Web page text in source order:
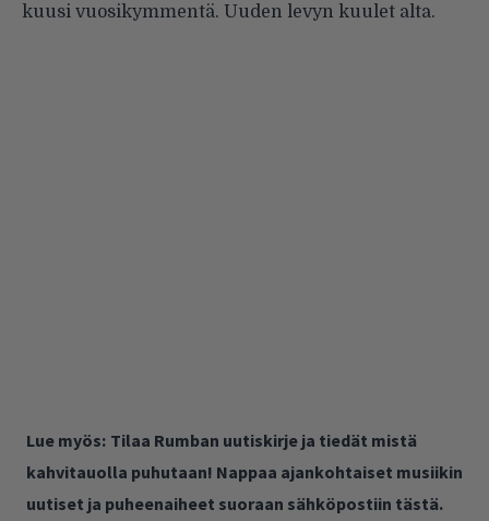
kuusi vuosikymmentä. Uuden levyn kuulet alta.
Lue myös: Tilaa Rumban uutiskirje ja tiedät mistä
kahvitauolla puhutaan! Nappaa ajankohtaiset musiikin
uutiset ja puheenaiheet suoraan sähköpostiin tästä.